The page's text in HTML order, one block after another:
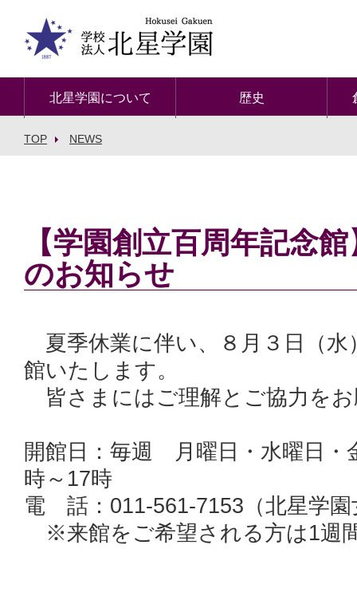
北星学園について 歴史
TOP NEWS
【学園創立百周年記念
のお知らせ
夏季休業に伴い、８月３日（水
館いたします。
皆さまにはご理解とご協力を
開館日：毎週 月曜日・水曜日・
時～17時
電 話：011-561-7153（北星学園
※来館をご希望される方は1週